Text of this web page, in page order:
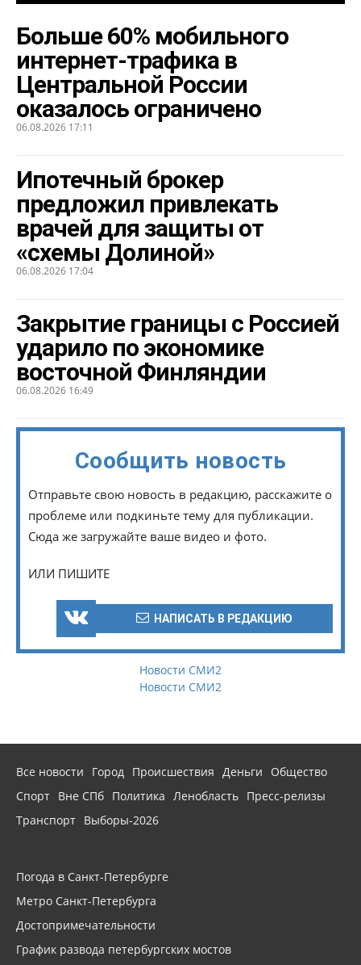
Больше 60% мобильного
интернет-трафика в
Центральной России
оказалось ограничено
06.08.2026 17:11
Ипотечный брокер
предложил привлекать
врачей для защиты от
«схемы Долиной»
06.08.2026 17:04
Закрытие границы с Россией
ударило по экономике
восточной Финляндии
06.08.2026 16:49
Сообщить новость
Отправьте свою новость в редакцию, расскажите о
проблеме или подкиньте тему для публикации.
Сюда же загружайте ваше видео и фото.
ИЛИ ПИШИТЕ
НАПИСАТЬ В РЕДАКЦИЮ
Новости СМИ2
Новости СМИ2
Все новости Город Происшествия Деньги
Общество
Спорт Вне СПб Политика Ленобласть Пресс-релизы
Транспорт Выборы-2026
Погода в Санкт-Петербурге
Метро Санкт-Петербурга
Достопримечательности
График развода петербургских мостов